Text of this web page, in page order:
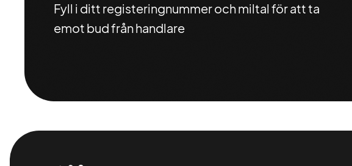
Fyll i ditt registeringnummer och miltal för att ta
emot bud från handlare